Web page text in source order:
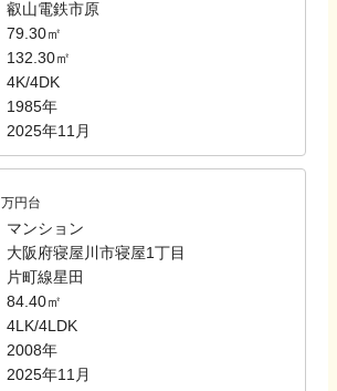
叡山電鉄市原
79.30㎡
132.30㎡
4K/4DK
1985年
2025年11月
万円台
マンション
大阪府寝屋川市寝屋1丁目
片町線星田
84.40㎡
4LK/4LDK
2008年
2025年11月